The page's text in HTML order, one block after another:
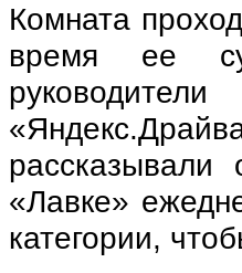
Комната
время ее
«Лавке»
категории,